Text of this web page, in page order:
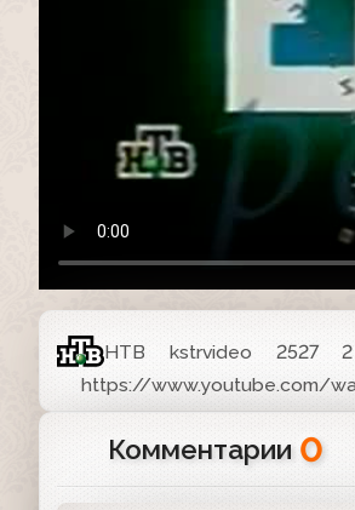
НТВ kstrvideo 2527
https://www.youtube.com/
Комментарии 0